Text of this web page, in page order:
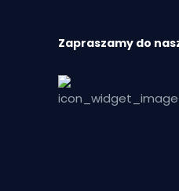
Zapraszamy do